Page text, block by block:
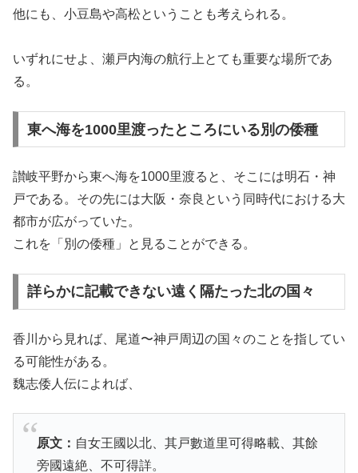
他にも、小豆島や高松ということも考えられる。
いずれにせよ、瀬戸内海の航行上とても重要な場所であ
る。
東へ海を1000里渡ったところにいる別の倭種
讃岐平野から東へ海を1000里渡ると、そこには明石・神
戸である。その先には大阪・奈良という同時代における大
都市が広がっていた。
これを「別の倭種」と見ることができる。
詳らかに記載できない遠く隔たった北の国々
香川から見れば、尾道〜神戸周辺の国々のことを指してい
る可能性がある。
魏志倭人伝によれば、
原文： 自女王國以北、其戸數道里可得略載、其餘
旁國遠絶、不可得詳。